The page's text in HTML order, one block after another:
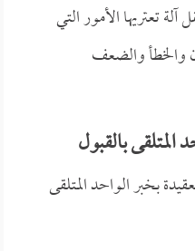
تعتريها الأمور التي
والخطأ والضعف
بالقبول
بخبر الواحد المتلقى